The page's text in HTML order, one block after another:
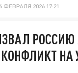
ФЕВРАЛЯ 2026 17:21
НА